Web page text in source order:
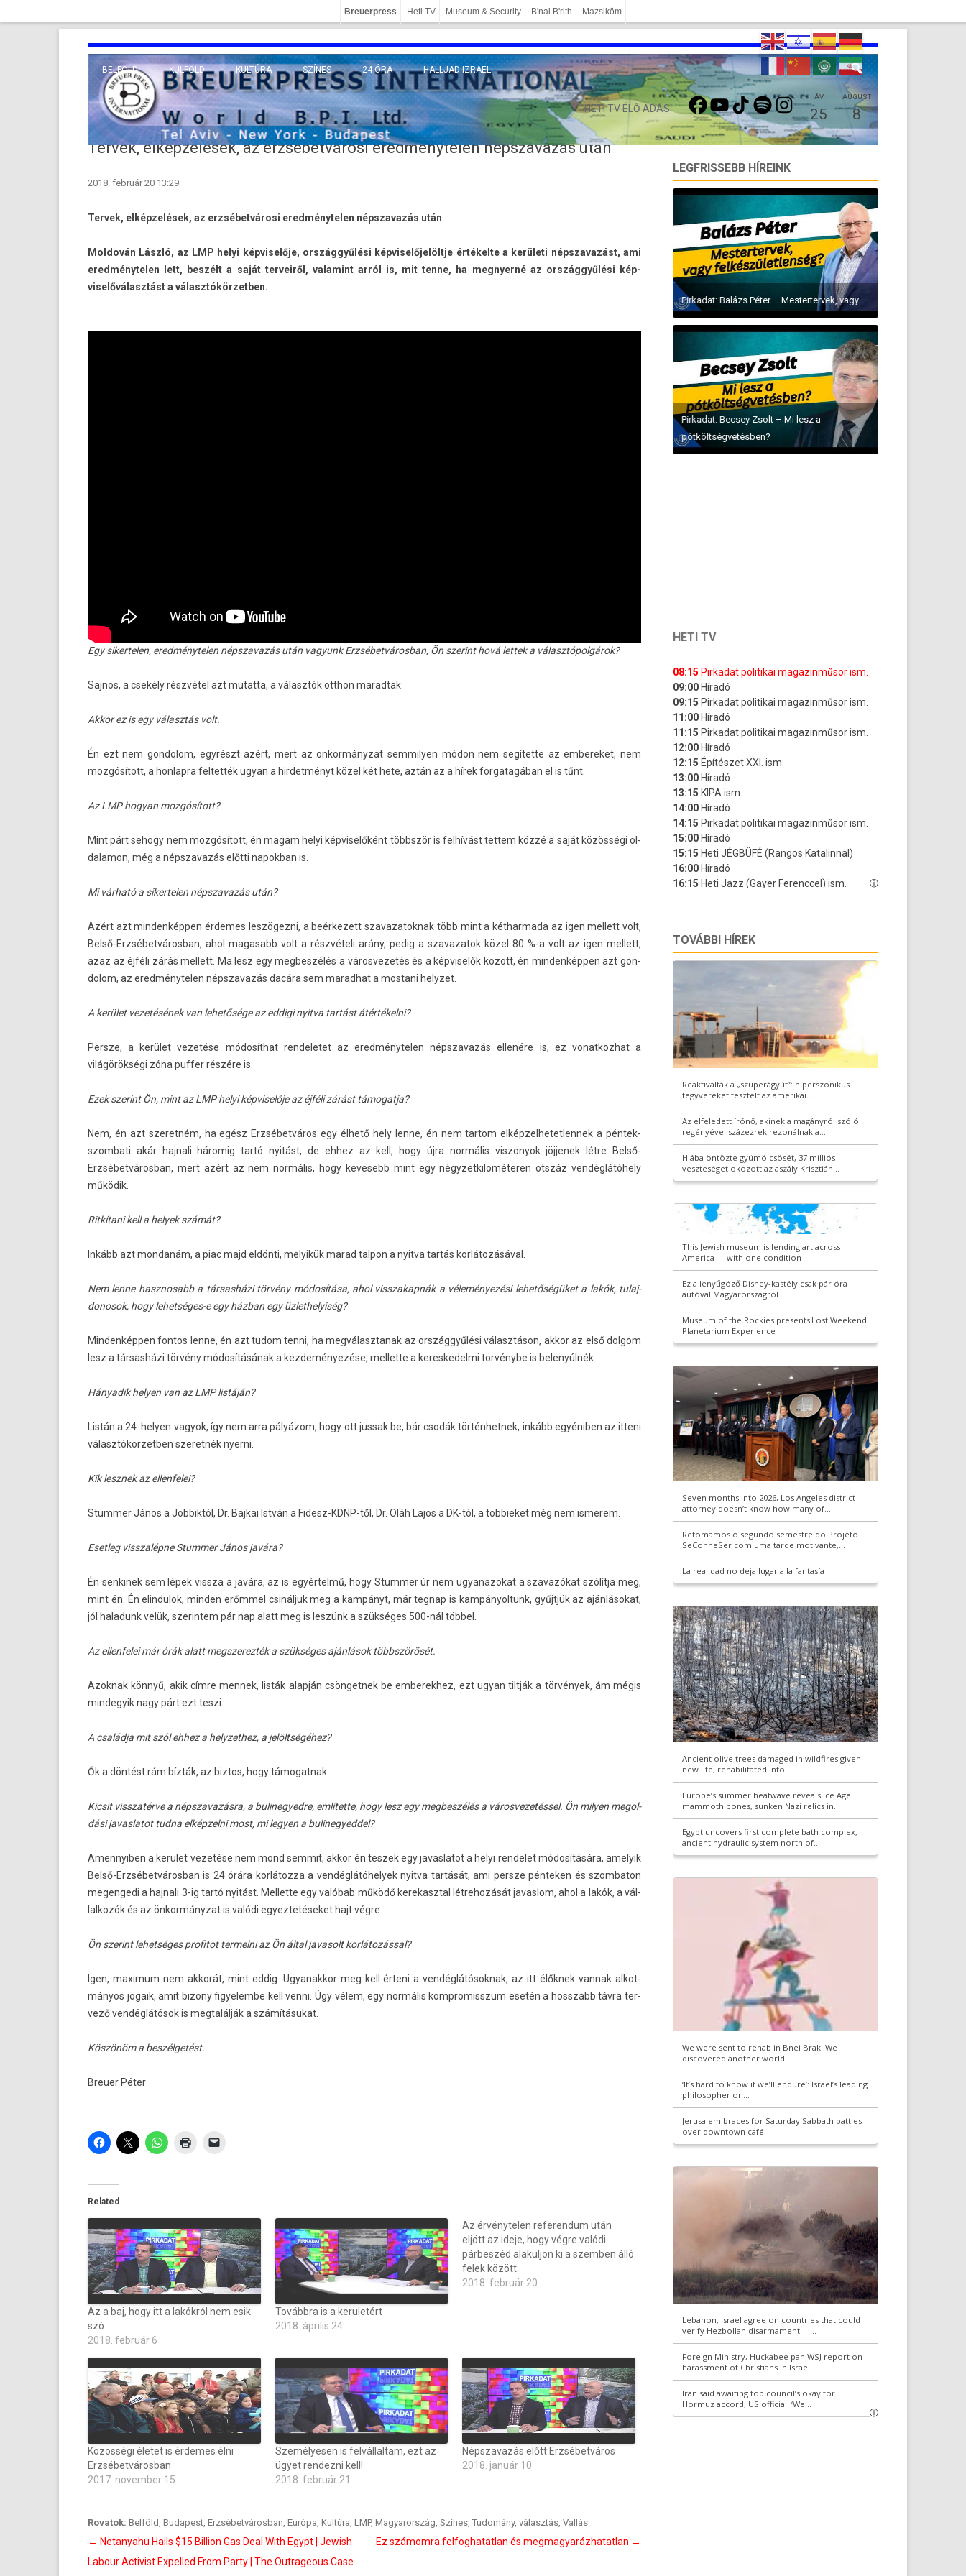
Breuerpress Heti TV Museum & Security B'nai B'rith Mazsiköm
BELFÖLD KÜLFÖLD
EURÓPA
KÖZEL-KELET
TÁVOL-KELET
TENGERENTÚL
KULTÚRA
TUDOMÁNY
VALLÁS
SZÍNES 24 ÓRA HALLJAD IZRAEL
HETI TV ÉLŐ ADÁS
FACEBOOKYOUTUBETIKTOKSPOTIFYINSTAGRAMÁV
25
AUGUST
8
Tervek, elképzelések, az erzsébetvárosi eredménytelen népszavazás után
2018. február 20 13:29
Ter­vek, elképzelések, az erzsébetvárosi ered­ménytel­en népszavazás után
Mol­dován László, az LMP helyi kép­viselője, országgyűlési kép­viselőjelöltje értékelte a kerületi népszavazást, ami
ered­ménytel­en lett, beszélt a saját ter­veiről, valamint arról is, mit tenne, ha meg­nyerné az országgyűlési kép­
viselőválasztást a választókör­zetb­en.
Egy siker­tel­en, ered­ménytel­en népszavazás után vagyunk Erzsébet­város­ban, Ön szerint hová let­tek a választópolgárok?
Saj­nos, a csekély részvétel azt mutat­ta, a választók otthon marad­tak.
Akkor ez is egy választás volt.
Én ezt nem gon­dolom, egyrészt azért, mert az önkormányzat sem­mily­en módon nem segítette az em­bereket, nem
mozgósított, a hon­lapra fel­tették ugyan a hir­detményt közel két hete, aztán az a hírek for­gatagában el is tűnt.
Az LMP hogyan mozgósított?
Mint párt sehogy nem mozgósított, én magam helyi kép­viselőként többször is felhívást tet­tem közzé a saját közösségi ol­
dalamon, még a népszavazás előtti napok­ban is.
Mi várható a siker­tel­en népszavazás után?
Azért azt min­denképp­en érdemes leszögezni, a be­ér­kezett szavazatok­nak több mint a két­harmada az igen mel­lett volt,
Belső-Erzsébetvárosban, ahol magasabb volt a részvételi arány, pedig a szavazatok közel 80 %-a volt az igen mel­lett,
azaz az éjféli zárás mel­lett. Ma lesz egy meg­beszélés a város­vezetés és a kép­viselők között, én min­denképp­en azt gon­
dolom, az ered­ménytel­en népszavazás dacára sem marad­hat a mos­tani helyzet.
A kerület vezetésének van lehetősége az ed­digi nyit­va tartást átértékelni?
Per­sze, a kerület vezetése módosíthat re­ndeletet az ered­ménytel­en népszavazás ellenére is, ez vonat­kozhat a
világörökségi zóna puff­er részére is.
Ezek szerint Ön, mint az LMP helyi kép­viselője az éjféli zárást támogat­ja?
Nem, én azt szeret­ném, ha egész Erzsébetváros egy élhető hely lenne, én nem tar­tom el­képzel­hetet­lennek a péntek-
szombati akár haj­nali háromig tartó nyitást, de ehhez az kell, hogy újra normális vis­zonyok jöj­jenek létre Belső-
Erzsébetvárosban, mert azért az nem normális, hogy kevesebb mint egy négyzet­kilométer­en ötszáz vendéglátóhely
működik.
Ritkítani kell a helyek számát?
Inkább azt mon­danám, a piac majd eldönti, melyikük marad tal­pon a nyit­va tartás korlátozásával.
Nem lenne hasznosabb a társasházi törvény módosítása, ahol visszakap­nák a véleményezési lehetőségüket a lakók, tulaj­
donosok, hogy lehetséges-e egy házban egy üzlet­helyiség?
Min­denképp­en fon­tos lenne, én azt tudom tenni, ha meg­választanak az országgyűlési választáson, akkor az első dol­gom
lesz a társasházi törvény módosításának a kez­deményezése, mel­lette a keres­kedel­mi törvénybe is be­lenyúl­nék.
Hányadik hely­en van az LMP listáján?
Listán a 24. hely­en vagyok, így nem arra pályázom, hogy ott jus­sak be, bár csodák tör­ténhet­nek, inkább egyéniben az it­teni
választókör­zetb­en szeret­nék nyer­ni.
Kik lesznek az el­lenfelei?
Stumm­er János a Job­biktól, Dr. Baj­kai István a Fidesz-KDNP-től, Dr. Oláh Lajos a DK-tól, a töb­bieket még nem is­merem.
Eset­leg visszalép­ne Stumm­er János javára?
Én sen­kinek sem lépek vissza a javára, az is egyértelmű, hogy Stumm­er úr nem ugyanazokat a szavazókat szólítja meg,
mint én. Én elin­dulok, mind­en erőmmel csináljuk meg a kampányt, már teg­nap is kam­pányol­tunk, gyűjtjük az ajánlásokat,
jól haladunk velük, szerin­tem pár nap alatt meg is leszünk a szükséges 500-nál többel.
Az el­lenfelei már órák alatt megszerez­ték a szükséges ajánlások többszörösét.
Azok­nak könnyű, akik címre men­nek, listák alapján csön­getnek be em­berek­hez, ezt ugyan tiltják a törvények, ám mégis
min­degyik nagy párt ezt teszi.
A családja mit szól ehhez a helyzet­hez, a jelöltségéhez?
Ők a döntést rám bízták, az bi­ztos, hogy támogat­nak.
Kic­sit visszatér­ve a népszavazás­ra, a bulinegyed­re, említette, hogy lesz egy meg­beszélés a város­vezetés­sel. Ön mily­en megol­
dási javas­latot tudna el­képzel­ni most, mi legy­en a bulinegyed­del?
Amen­nyib­en a kerület vezetése nem mond sem­mit, akkor én tes­zek egy javas­latot a helyi re­ndelet módosítására, amelyik
Belső-Erzsébetvárosban is 24 órára korlátozza a ven­déglátóhelyek nyit­va tartását, ami per­sze pén­tek­en és szom­baton
megen­gedi a haj­nali 3-ig tartó nyitást. Mel­lette egy valóbab működő kerekaszt­al lét­rehozását javas­lom, ahol a lakók, a vál­
lalkozók és az önkormányzat is valódi egyez­tetéseket hajt végre.
Ön szerint lehet­séges pro­fitot ter­melni az Ön által javasolt korlátozással?
Igen, maxi­mum nem akkorát, mint eddig. Ugyanak­kor meg kell érteni a ven­déglátósok­nak, az itt élőknek van­nak al­kot­
mányos jogaik, amit bi­zony figyelem­be kell venni. Úgy vélem, egy normális kompromisszum esetén a hosszabb távra ter­
vező vendéglátósok is meg­talál­ják a számításukat.
Köszönöm a beszélgetést.
Breu­er Péter
Related
Az a baj, hogy itt a lakókról nem esik
szó
2018. február 6
Továbbra is a kerületért
2018. április 24
Az érvénytelen referendum után
eljött az ideje, hogy végre valódi
párbeszéd alakuljon ki a szemben álló
felek között
2018. február 20
Közösségi életet is érdemes élni
Erzsébetvárosban
2017. november 15
Személyesen is felvállaltam, ezt az
ügyet rendezni kell!
2018. február 21
Népszavazás előtt Erzsébetváros
2018. január 10
Rovatok: Belföld, Budapest, Erzsébetvárosban, Európa, Kultúra, LMP, Magyarország, Színes, Tudomány, választás, Vallás
Bejegyzés
navigáció
← Netanyahu Hails $15 Billion Gas Deal With Egypt | Jewish
Labour Activist Expelled From Party | The Outrageous Case
Ez számomra felfoghatatlan és megmagyarázhatatlan →
LEGFRISSEBB HÍREINK
Pirkadat: Balázs Péter – Mestertervek, vagy...
Pirkadat: Becsey Zsolt – Mi lesz a
pótköltségvetésben?
HETI TV
TOVÁBBI HÍREK